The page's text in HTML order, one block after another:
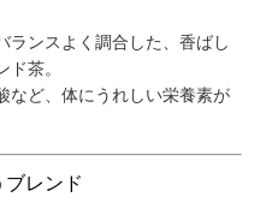
ランスよく調合した、香ばし
茶。
など、体にうれしい栄養素が
レンド